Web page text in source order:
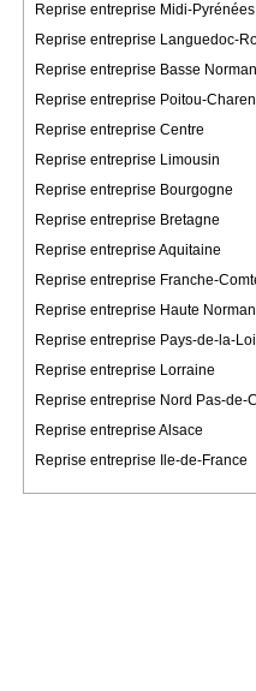
Reprise entreprise Midi-Pyrénées
Reprise entreprise Languedoc-
Reprise entreprise Basse
Reprise entreprise Poitou-
Reprise entreprise Centre
Reprise entreprise Limousin
Reprise entreprise Bourgogne
Reprise entreprise Bretagne
Reprise entreprise Aquitaine
Reprise entreprise Franche-
Reprise entreprise Haute
Reprise entreprise Pays-de-la-
Reprise entreprise Lorraine
Reprise entreprise Nord Pas-de-
Reprise entreprise Alsace
Reprise entreprise Ile-de-France